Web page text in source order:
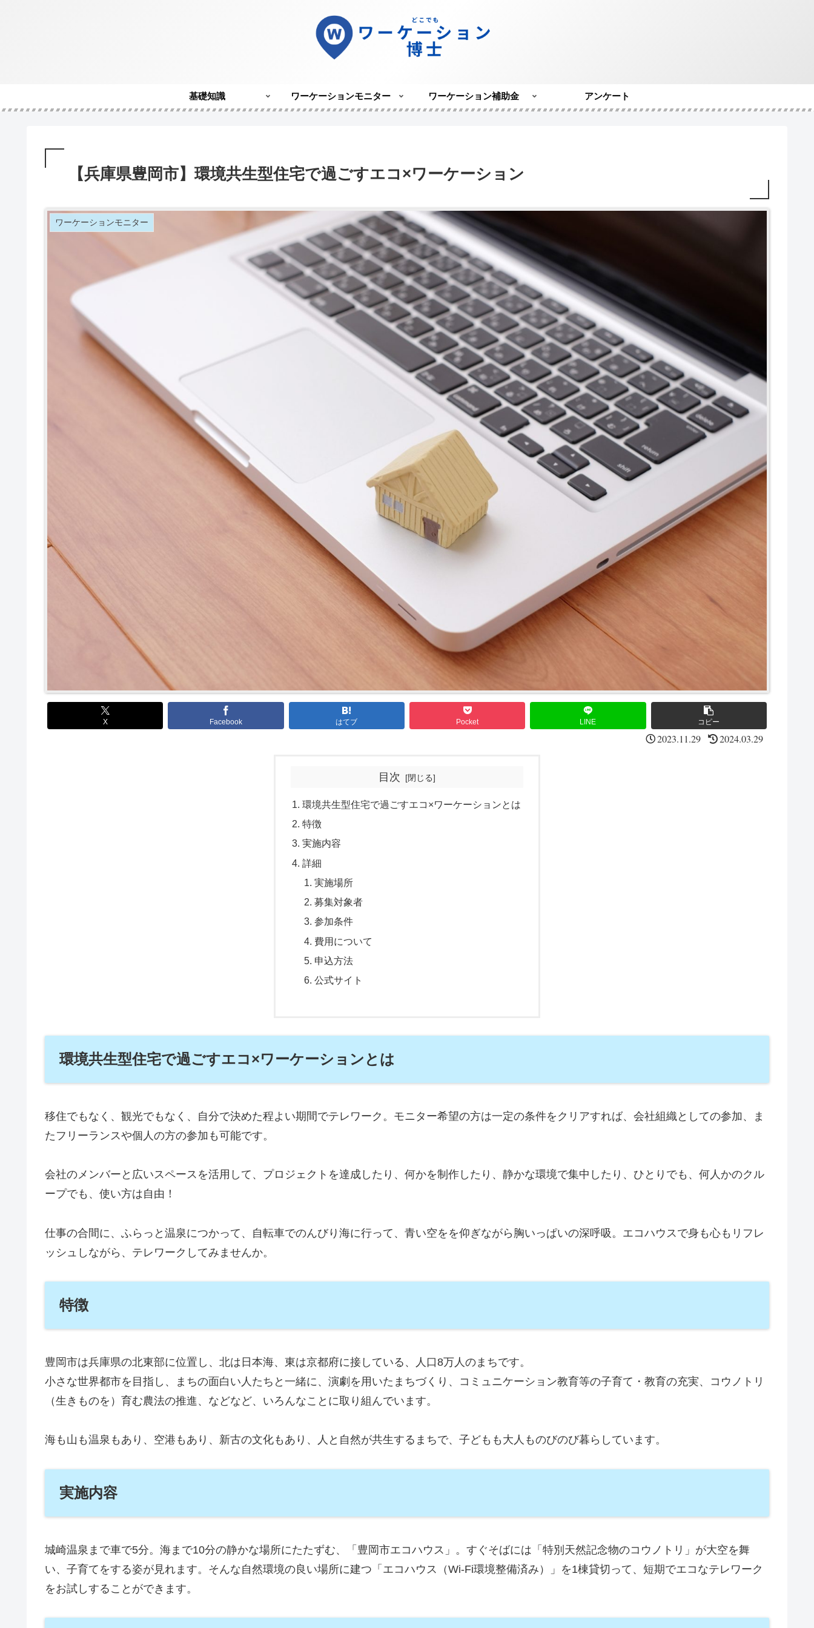
基礎知識 ワーケーションモニター ワーケーション補助金 アンケート
【兵庫県豊岡市】環境共生型住宅で過ごすエコ×ワーケーション
ワーケーションモニター
X Facebook はてブ Pocket LINE コピー
2023.11.29 2024.03.29
目次
環境共生型住宅で過ごすエコ×ワーケーションとは
特徴
実施内容
詳細
実施場所
募集対象者
参加条件
費用について
申込方法
公式サイト
環境共生型住宅で過ごすエコ×ワーケーションとは
移住でもなく、観光でもなく、自分で決めた程よい期間でテレワーク。モニター希望の方は一定の条件をクリアすれば、会社組織としての参加、ま
たフリーランスや個人の方の参加も可能です。
会社のメンバーと広いスペースを活用して、プロジェクトを達成したり、何かを制作したり、静かな環境で集中したり、ひとりでも、何人かのクル
ープでも、使い方は自由！
仕事の合間に、ふらっと温泉につかって、自転車でのんびり海に行って、青い空をを仰ぎながら胸いっぱいの深呼吸。エコハウスで身も心もリフレ
ッシュしながら、テレワークしてみませんか。
特徴
豊岡市は兵庫県の北東部に位置し、北は日本海、東は京都府に接している、人口8万人のまちです。
小さな世界都市を目指し、まちの面白い人たちと一緒に、演劇を用いたまちづくり、コミュニケーション教育等の子育て・教育の充実、コウノトリ
（生きものを）育む農法の推進、などなど、いろんなことに取り組んでいます。
海も山も温泉もあり、空港もあり、新古の文化もあり、人と自然が共生するまちで、子どもも大人ものびのび暮らしています。
実施内容
城崎温泉まで車で5分。海まで10分の静かな場所にたたずむ、「豊岡市エコハウス」。すぐそばには「特別天然記念物のコウノトリ」が大空を舞
い、子育てをする姿が見れます。そんな自然環境の良い場所に建つ「エコハウス（Wi-Fi環境整備済み）」を1棟貸切って、短期でエコなテレワーク
をお試しすることができます。